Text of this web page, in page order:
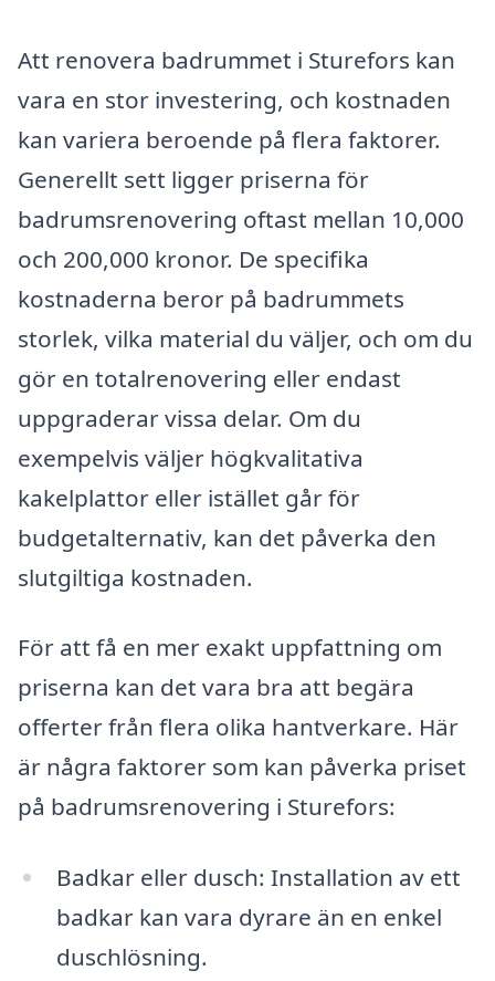
Att renovera badrummet i Sturefors kan
vara en stor investering, och kostnaden
kan variera beroende på flera faktorer.
Generellt sett ligger priserna för
badrumsrenovering oftast mellan 10,000
och 200,000 kronor. De specifika
kostnaderna beror på badrummets
storlek, vilka material du väljer, och om du
gör en totalrenovering eller endast
uppgraderar vissa delar. Om du
exempelvis väljer högkvalitativa
kakelplattor eller istället går för
budgetalternativ, kan det påverka den
slutgiltiga kostnaden.
För att få en mer exakt uppfattning om
priserna kan det vara bra att begära
offerter från flera olika hantverkare. Här
är några faktorer som kan påverka priset
på badrumsrenovering i Sturefors:
Badkar eller dusch: Installation av ett
badkar kan vara dyrare än en enkel
duschlösning.